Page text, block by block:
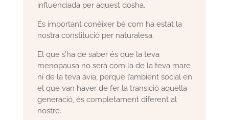
influenciada per aquest dosha.
És important conèixer bé com ha estat la
nostra constitució per naturalesa.
El que s’ha de saber és que la teva
menopausa no serà com la de la teva mare
ni de la teva àvia, perquè l’ambient social en
el que van haver de fer la transició aquella
generació, és completament diferent al
nostre.